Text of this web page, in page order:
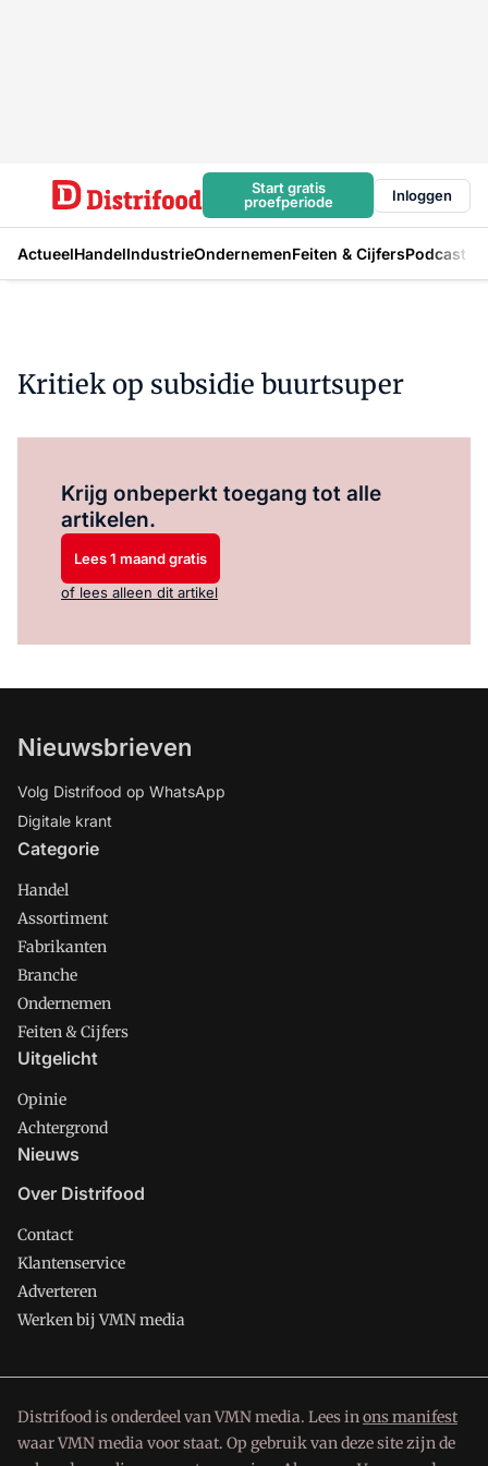
Start gratis
proefperiode
Inloggen
ActueelHandelIndustrieOndernemenFeiten & CijfersPodcast
Kritiek op subsidie buurtsuper
Krijg onbeperkt toegang tot alle
artikelen.
Lees 1 maand gratis
of lees alleen dit artikel
Nieuwsbrieven
Volg Distrifood op WhatsApp
Digitale krant
Categorie
Handel
Assortiment
Fabrikanten
Branche
Ondernemen
Feiten & Cijfers
Uitgelicht
Opinie
Achtergrond
Nieuws
Over Distrifood
Contact
Klantenservice
Adverteren
Werken bij VMN media
Distrifood is onderdeel van VMN media. Lees inons manifest
waar VMN media voor staat. Op gebruik van deze site zijn de